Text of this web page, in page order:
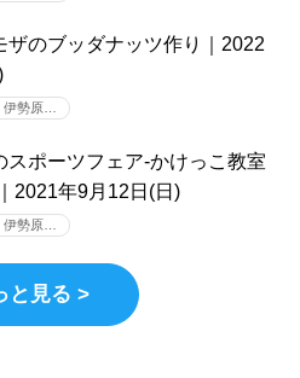
ザのブッダナッツ作り｜2022
伊勢原…
スポーツフェア-かけっこ教室
2021年9月12日(日)
伊勢原…
と見る >